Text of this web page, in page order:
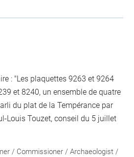
: "Les plaquettes 9263 et 9264
et 8240, un ensemble de quatre
du plat de la Tempérance par
Louis Touzet, conseil du 5 juillet
/ Commissioner / Archaeologist /